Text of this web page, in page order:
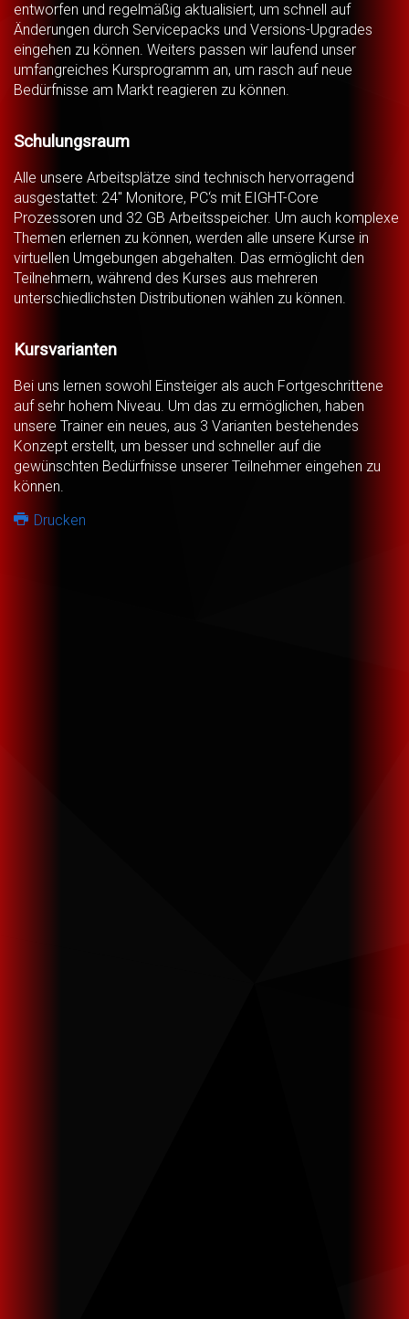
entworfen und regelmäßig aktualisiert, um schnell auf
Änderungen durch Servicepacks und Versions-Upgrades
eingehen zu können. Weiters passen wir laufend unser
umfangreiches Kursprogramm an, um rasch auf neue
Bedürfnisse am Markt reagieren zu können.
Schulungsraum
Alle unsere Arbeitsplätze sind technisch hervorragend
ausgestattet: 24" Monitore, PC‘s mit EIGHT-Core
Prozessoren und 32 GB Arbeitsspeicher. Um auch komplexe
Themen erlernen zu können, werden alle unsere Kurse in
virtuellen Umgebungen abgehalten. Das ermöglicht den
Teilnehmern, während des Kurses aus mehreren
unterschiedlichsten Distributionen wählen zu können.
Kursvarianten
Bei uns lernen sowohl Einsteiger als auch Fortgeschrittene
auf sehr hohem Niveau. Um das zu ermöglichen, haben
unsere Trainer ein neues, aus 3 Varianten bestehendes
Konzept erstellt, um besser und schneller auf die
gewünschten Bedürfnisse unserer Teilnehmer eingehen zu
können.
Drucken